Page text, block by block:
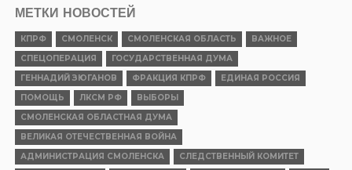
МЕТКИ НОВОСТЕЙ
КПРФ СМОЛЕНСК СМОЛЕНСКАЯ ОБЛАСТЬ
ВАЖНОЕ
СПЕЦОПЕРАЦИЯ
ГОСУДАРСТВЕННАЯ ДУМА
ГЕННАДИЙ ЗЮГАНОВ
ФРАКЦИЯ КПРФ
ЕДИНАЯ РОССИЯ
ПОМОЩЬ
ЛКСМ РФ
ВЫБОРЫ
СМОЛЕНСКАЯ ОБЛАСТНАЯ ДУМА
ВЕЛИКАЯ ОТЕЧЕСТВЕННАЯ ВОЙНА
АДМИНИСТРАЦИЯ СМОЛЕНСКА
СЛЕДСТВЕННЫЙ КОМИТЕТ